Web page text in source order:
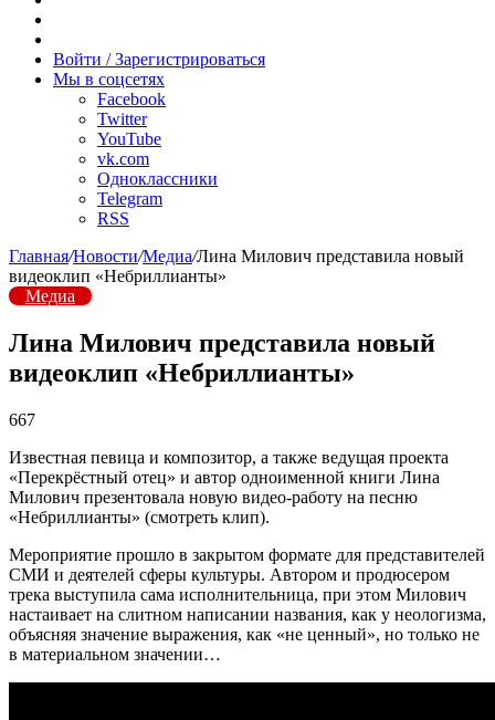
радио
Войти / Зарегистрироваться
Мы в соцсетях
Facebook
Twitter
YouTube
vk.com
Одноклассники
Telegram
RSS
Главная/Новости/Медиа/Лина Милович представила новый
видеоклип «Небриллианты»
Медиа
Лина Милович представила новый
видеоклип «Небриллианты»
667
Известная певица и композитор, а также ведущая проекта
«Перекрёстный отец» и автор одноименной книги Лина
Милович презентовала новую видео-работу на песню
«Небриллианты» (смотреть клип).
Мероприятие прошло в закрытом формате для представителей
СМИ и деятелей сферы культуры. Автором и продюсером
трека выступила сама исполнительница, при этом Милович
настаивает на слитном написании названия, как у неологизма,
объясняя значение выражения, как «не ценный», но только не
в материальном значении…